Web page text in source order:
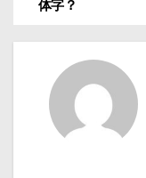
章
航
体字？